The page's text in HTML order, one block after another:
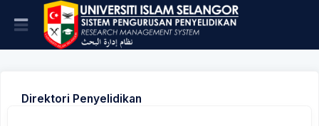
Direktori Penyelidikan